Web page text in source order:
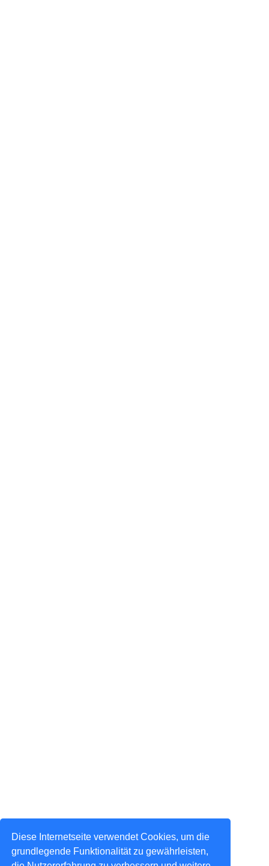
Diese Internetseite verwendet Cookies, um die
grundlegende Funktionalität zu gewährleisten,